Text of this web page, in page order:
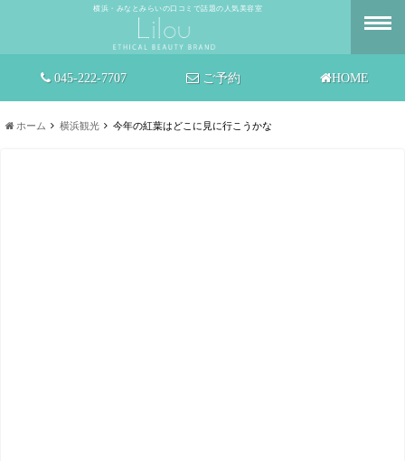
横浜・みなとみらいの口コミで話題の人気美容室
HOME
ご予約
045-222-7707
ホーム 横浜観光 今年の紅葉はどこに見に行こうかな